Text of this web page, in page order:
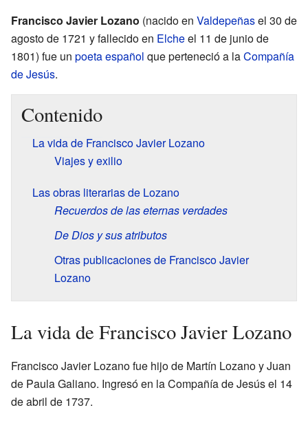
Francisco Javier Lozano (nacido en Valdepeñasel 30 de
agosto de 1721 y fallecido en Elcheel 11 de junio de
1801) fue un poetaespañol que perteneció a laCompañía
de Jesús.
Contenido
La vida de Francisco Javier Lozano
Viajes y exilio
Las obras literarias de Lozano
Recuerdos de las eternas verdades
De Dios y sus atributos
Otras publicaciones de Francisco Javier
Lozano
La vida de Francisco Javier Lozano
Francisco Javier Lozano fue hijo de Martín Lozano y Juan
de Paula Galiano. Ingresó en la Compañía de Jesús el 14
de abril de 1737.